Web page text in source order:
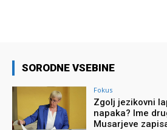
SORODNE VSEBINE
Fokus
Zgolj jezikovni
napaka? Ime
Musarjeve